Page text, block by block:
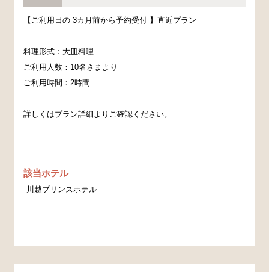
【ご利用日の 3カ月前から予約受付 】直近プラン
料理形式：大皿料理
ご利用人数：10名さまより
ご利用時間：2時間
詳しくはプラン詳細よりご確認ください。
該当ホテル
川越プリンスホテル